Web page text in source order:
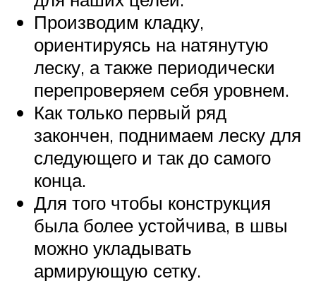
Производим кладку,
ориентируясь на натянутую
леску, а также периодически
перепроверяем себя уровнем.
Как только первый ряд
закончен, поднимаем леску для
следующего и так до самого
конца.
Для того чтобы конструкция
была более устойчива, в швы
можно укладывать
армирующую сетку.